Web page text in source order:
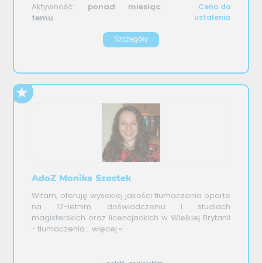
Aktywność: ponad miesiąc
temu
Cena do
ustalenia
Szczegóły
AdoZ Monika Szostek
Witam, oferuję wysokiej jakości tłumaczenia oparte
na 12-letnim doświadczeniu i studiach
magisterskich oraz licencjackich w Wielkiej Brytanii
- tłumaczenia... więcej »